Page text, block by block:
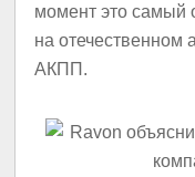
момент это самый
на отечественном
АКПП.